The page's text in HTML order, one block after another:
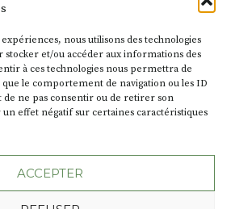
nous utilisons des technologies
stocker et/ou accéder aux informations des
à ces technologies nous permettra de
le comportement de navigation ou les ID
de ne pas consentir ou de retirer son
effet négatif sur certaines caractéristiques
ACCEPTER
d’autres activités culturelles de
la Petite Cité de Caractère. Par
exemple, l’installationCochon
Charbons’inscrit comme en
« off » du festival d’Auzon 2026
SA D’où vient le nom :Fumoir?
BT C’est le terme employé dans
toute l'actu de Strada